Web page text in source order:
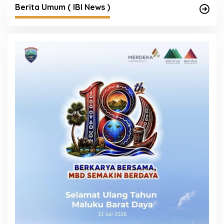
Berita Umum ( IBI News )